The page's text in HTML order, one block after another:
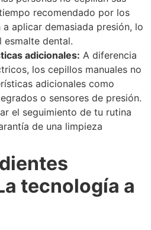
recomendado por los
aplicar demasiada presión, lo
esmalte dental.
adicionales: A diferencia
los cepillos manuales no
adicionales como
o sensores de presión.
el seguimiento de tu rutina
de una limpieza
tecnología a